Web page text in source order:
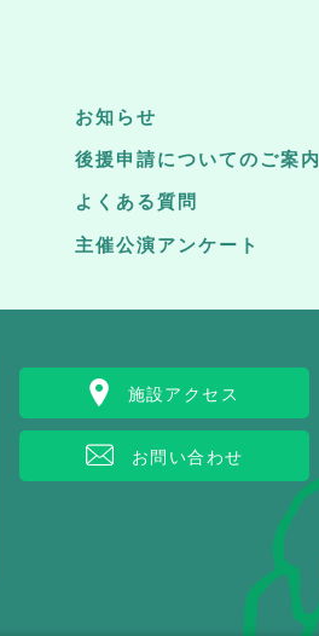
お知らせ
後援申請についてのご案内
よくある質問
主催公演アンケート
施設アクセス
お問い合わせ